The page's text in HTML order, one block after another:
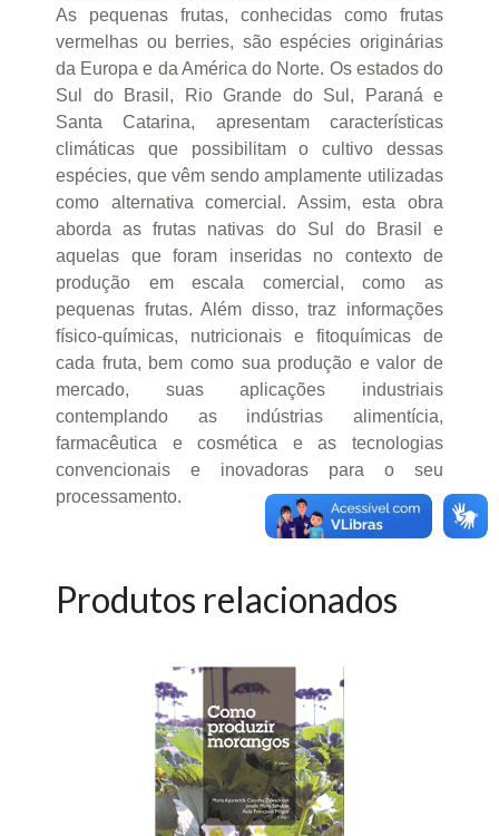
As pequenas frutas, conhecidas como frutas
vermelhas ou berries, são espécies originárias
da Europa e da América do Norte. Os estados do
Sul do Brasil, Rio Grande do Sul, Paraná e
Santa Catarina, apresentam características
climáticas que possibilitam o cultivo dessas
espécies, que vêm sendo amplamente utilizadas
como alternativa comercial. Assim, esta obra
aborda as frutas nativas do Sul do Brasil e
aquelas que foram inseridas no contexto de
produção em escala comercial, como as
pequenas frutas. Além disso, traz informações
físico-químicas, nutricionais e fitoquímicas de
cada fruta, bem como sua produção e valor de
mercado, suas aplicações industriais
contemplando as indústrias alimentícia,
farmacêutica e cosmética e as tecnologias
convencionais e inovadoras para o seu
processamento.
Produtos relacionados